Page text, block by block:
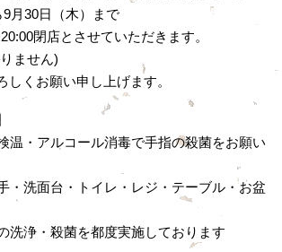
月30日（木）まで
閉店とさせていただきます。
ません)
しくお願い申し上げます。
温・アルコール消毒で手指の殺菌をお願い
・洗面台・トイレ・レジ・テーブル・お盆
洗浄・殺菌を都度実施しております